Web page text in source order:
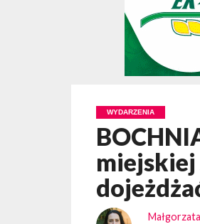
WYDARZENIA
miejskiej